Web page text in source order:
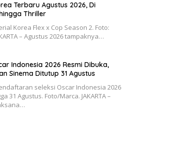
Terbaru Agustus 2026, Di
Thriller
Korea Flex x Cop Season 2. Foto:
– Agustus 2026 tampaknya…
Indonesia 2026 Resmi Dibuka,
Sinema Ditutup 31 Agustus
seleksi Oscar Indonesia 2026
31 Agustus. Foto/Marca. JAKARTA –